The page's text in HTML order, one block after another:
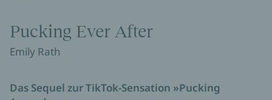
Pucking Ever After
Emily Rath
Das Sequel zur TikTok-Sensation »Pucking